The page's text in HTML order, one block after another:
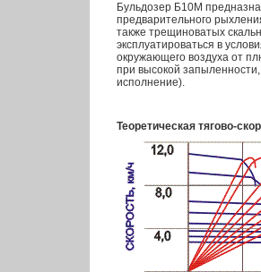
Бульдозер Б10М
предварительного
также трещиноватых
эксплуатироваться в
окружающего воздуха от
при высокой запыленности,
исполнение).
Теоретическая тягово-